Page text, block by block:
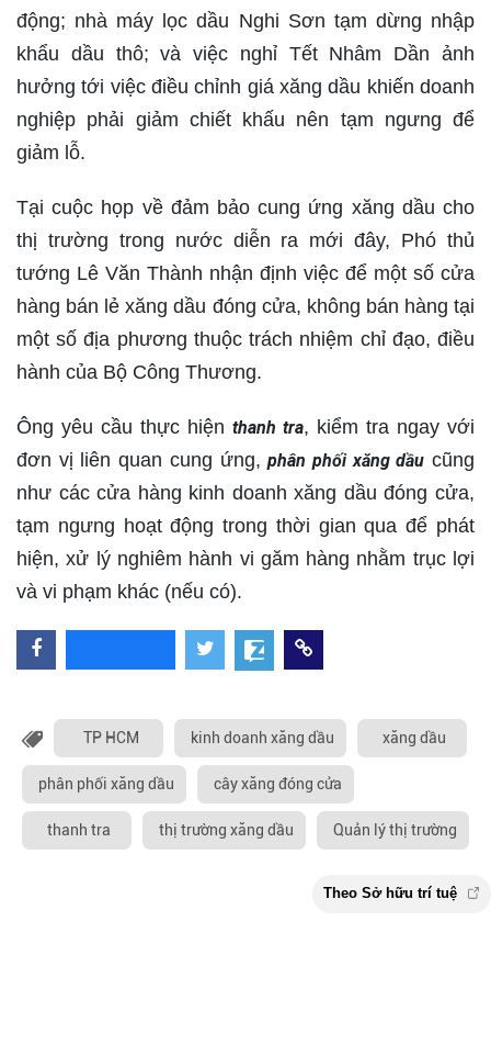
động; nhà máy lọc dầu Nghi Sơn tạm dừng nhập
khẩu dầu thô; và việc nghỉ Tết Nhâm Dần ảnh
hưởng tới việc điều chỉnh giá xăng dầu khiến doanh
nghiệp phải giảm chiết khấu nên tạm ngưng để
giảm lỗ.
Tại cuộc họp về đảm bảo cung ứng xăng dầu cho
thị trường trong nước diễn ra mới đây, Phó thủ
tướng Lê Văn Thành nhận định việc để một số cửa
hàng bán lẻ xăng dầu đóng cửa, không bán hàng tại
một số địa phương thuộc trách nhiệm chỉ đạo, điều
hành của Bộ Công Thương.
Ông yêu cầu thực hiện thanh tra, kiểm tra ngay với
đơn vị liên quan cung ứng,phân phối xăng dầu cũng
như các cửa hàng kinh doanh xăng dầu đóng cửa,
tạm ngưng hoạt động trong thời gian qua để phát
hiện, xử lý nghiêm hành vi găm hàng nhằm trục lợi
và vi phạm khác (nếu có).
TP HCM kinh doanh xăng dầu xăng dầu
phân phối xăng dầu cây xăng đóng cửa
thanh tra thị trường xăng dầu Quản lý thị trường